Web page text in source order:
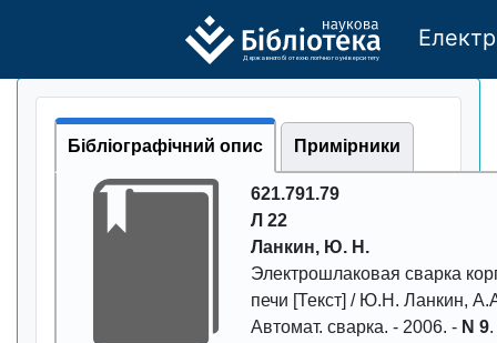
Державного бі отехно логічно го універси тету
Бібліографічний опис Примірники
621.791.79
Л 22
Ланкин, Ю. Н.
Электpошлаковая сваpка
печи [Текст] / Ю.Н. Ланкин,
Автомат. сваpка. - 2006. - N 9